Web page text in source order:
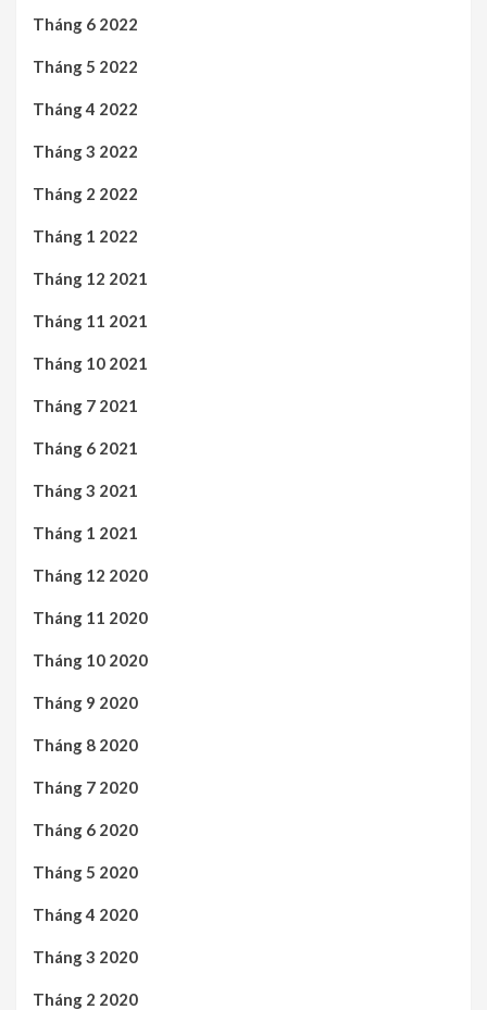
Tháng 6 2022
Tháng 5 2022
Tháng 4 2022
Tháng 3 2022
Tháng 2 2022
Tháng 1 2022
Tháng 12 2021
Tháng 11 2021
Tháng 10 2021
Tháng 7 2021
Tháng 6 2021
Tháng 3 2021
Tháng 1 2021
Tháng 12 2020
Tháng 11 2020
Tháng 10 2020
Tháng 9 2020
Tháng 8 2020
Tháng 7 2020
Tháng 6 2020
Tháng 5 2020
Tháng 4 2020
Tháng 3 2020
Tháng 2 2020